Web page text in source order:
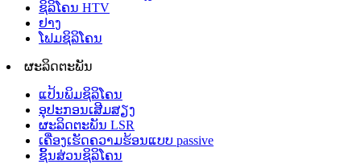
ຊິລິໂຄນ HTV
ຢາງ
ໂຟມຊິລິໂຄນ
ຜະລິດຕະພັນ
ແປ້ນພິມຊິລິໂຄນ
ອຸປະກອນເສີມສຽງ
ຜະລິດຕະພັນ LSR
ເຄື່ອງເຮັດຄວາມຮ້ອນແບບ passive
ຊິ້ນສ່ວນຊິລິໂຄນ